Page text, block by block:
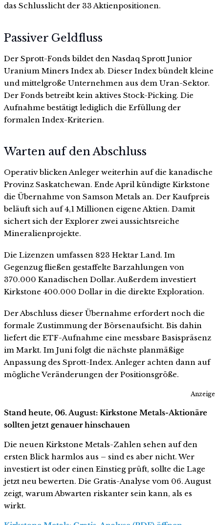
das Schlusslicht der 33 Aktienpositionen.
Passiver Geldfluss
Der Sprott-Fonds bildet den Nasdaq Sprott Junior
Uranium Miners Index ab. Dieser Index bündelt kleine
und mittelgroße Unternehmen aus dem Uran-Sektor.
Der Fonds betreibt kein aktives Stock-Picking. Die
Aufnahme bestätigt lediglich die Erfüllung der
formalen Index-Kriterien.
Warten auf den Abschluss
Operativ blicken Anleger weiterhin auf die kanadische
Provinz Saskatchewan. Ende April kündigte Kirkstone
die Übernahme von Samson Metals an. Der Kaufpreis
beläuft sich auf 4,1 Millionen eigene Aktien. Damit
sichert sich der Explorer zwei aussichtsreiche
Mineralienprojekte.
Die Lizenzen umfassen 823 Hektar Land. Im
Gegenzug fließen gestaffelte Barzahlungen von
370.000 Kanadischen Dollar. Außerdem investiert
Kirkstone 400.000 Dollar in die direkte Exploration.
Der Abschluss dieser Übernahme erfordert noch die
formale Zustimmung der Börsenaufsicht. Bis dahin
liefert die ETF-Aufnahme eine messbare Basispräsenz
im Markt. Im Juni folgt die nächste planmäßige
Anpassung des Sprott-Index. Anleger achten dann auf
mögliche Veränderungen der Positionsgröße.
Anzeige
Stand heute, 06. August: Kirkstone Metals-Aktionäre
sollten jetzt genauer hinschauen
Die neuen Kirkstone Metals-Zahlen sehen auf den
ersten Blick harmlos aus – sind es aber nicht. Wer
investiert ist oder einen Einstieg prüft, sollte die Lage
jetzt neu bewerten. Die Gratis-Analyse vom 06. August
zeigt, warum Abwarten riskanter sein kann, als es
wirkt.